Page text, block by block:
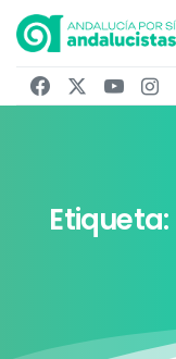
Etiqueta: